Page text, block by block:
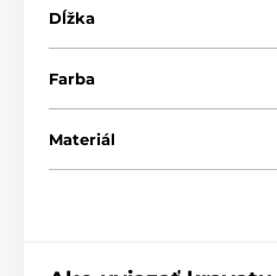
Dĺžka
Farba
Materiál